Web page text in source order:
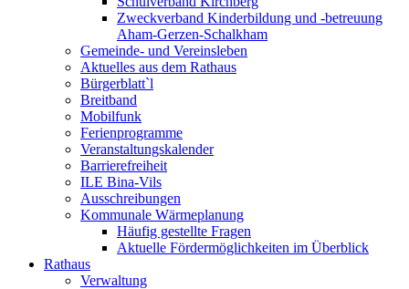
Zweckverband Kinderbildung und -betreuung
Aham-Gerzen-Schalkham
Gemeinde- und Vereinsleben
Aktuelles aus dem Rathaus
Bürgerblatt`l
Breitband
Mobilfunk
Ferienprogramme
Veranstaltungskalender
Barrierefreiheit
ILE Bina-Vils
Ausschreibungen
Kommunale Wärmeplanung
Häufig gestellte Fragen
Aktuelle Fördermöglichkeiten im Überblick
Rathaus
Verwaltung